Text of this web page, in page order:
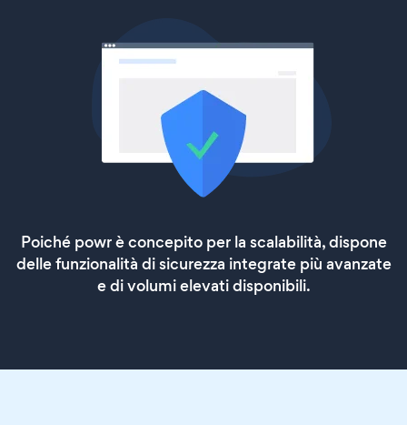
Poiché powr è concepito per la scalabilità, dispone
delle funzionalità di sicurezza integrate più avanzate
e di volumi elevati disponibili.